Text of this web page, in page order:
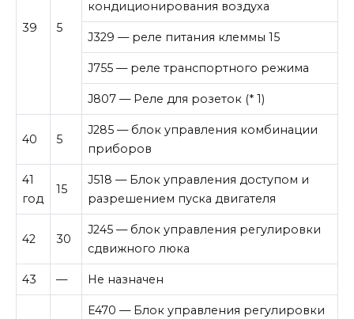
39 5
кондиционирования воздуха
J329 — реле питания клеммы 15
J755 — реле транспортного режима
J807 — Реле для розеток (* 1)
40 5
J285 — блок управления комбинации
приборов
41
год
15
J518 — Блок управления доступом и
разрешением пуска двигателя
42 30
J245 — блок управления регулировки
сдвижного люка
43 — Не назначен
E470 — Блок управления регулировки